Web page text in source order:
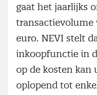
gaat het jaarlijks
transactievolume
euro. NEVI stelt
inkoopfunctie in
op de kosten kan
oplopend tot